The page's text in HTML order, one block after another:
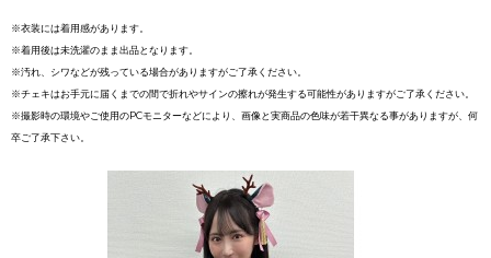
※衣装には着用感があります。
※着用後は未洗濯のまま出品となります。
※汚れ、シワなどが残っている場合がありますがご了承ください。
※チェキはお手元に届くまでの間で折れやサインの擦れが発生する可能性がありますがご了承ください。
※撮影時の環境やご使用のPCモニターなどにより、画像と実商品の色味が若干異なる事がありますが、何
卒ご了承下さい。